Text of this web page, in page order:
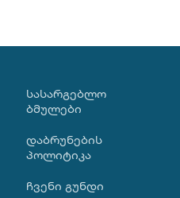
ᲡᲐᲡᲐᲠᲒᲔᲑᲚᲝ
ᲑᲛᲣᲚᲔᲑᲘ
დაბრუნების
პოლიტიკა
ჩვენი გუნდი